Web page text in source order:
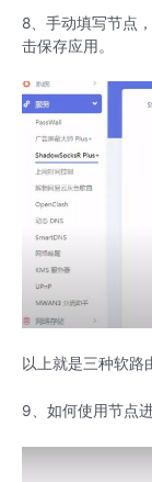
8、手动填写节点
击保存应用。
以上就是三种软路
9、如何使用节点